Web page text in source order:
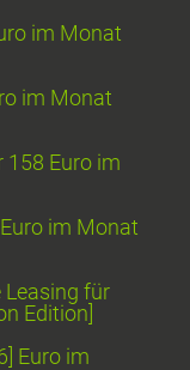
im Monat
im Monat
158 Euro im
im Monat
Leasing für
Edition]
Euro im